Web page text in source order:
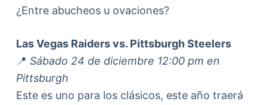
¿Entre abucheos u ovaciones?
Las Vegas Raiders vs. Pittsburgh Steelers
📍 Sábado 24 de diciembre 12:00 pm en
Pittsburgh
Este es uno para los clásicos, este año traerá